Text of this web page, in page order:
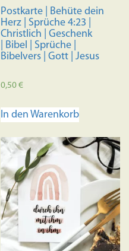
Postkarte | Behüte dein
Herz | Sprüche 4:23 |
Christlich | Geschenk
| Bibel | Sprüche |
Bibelvers | Gott | Jesus
0,50€
In den Warenkorb